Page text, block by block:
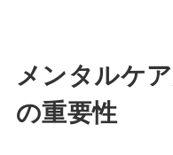
メンタルケ
の重要性